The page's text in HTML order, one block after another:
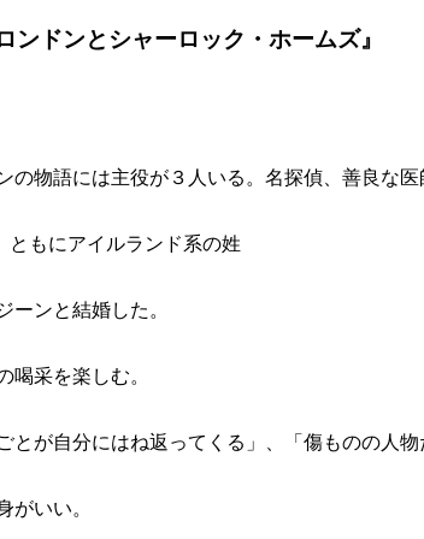
ドンとシャーロック・ホームズ』
物語には主役が３人いる。名探偵、善良な医
ともにアイルランド系の姓
ーンと結婚した。
喝采を楽しむ。
が自分にはね返ってくる」、「傷ものの人物
がいい。